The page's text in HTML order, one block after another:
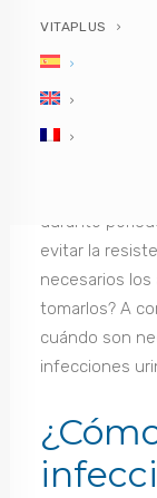
VITAPLUS
las
durante
evitar la
necesarios
tomarlos? A
cuándo son
infecciones